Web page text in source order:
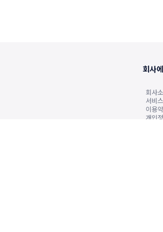
회사
회사
서비
이용
개인